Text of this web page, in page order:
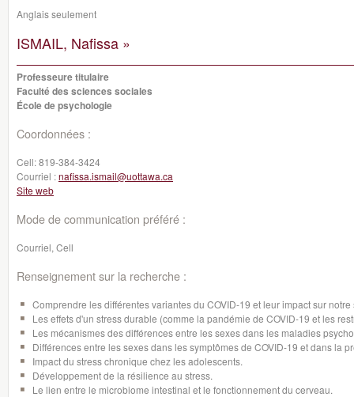
Anglais seulement
ISMAIL, Nafissa »
Professeure titulaire
Faculté des sciences sociales
École de psychologie
Coordonnées :
Cell:819-384-3424
Courriel :nafissa.ismail@uottawa.ca
Site web
Mode de communication préféré :
Courriel, Cell
Renseignement sur la recherche :
Comprendre les différentes variantes du COVID-19 et leur impact sur
Les effets d'un stress durable (comme la pandémie de COVID-19 et les
Les mécanismes des différences entre les sexes dans les maladies
Différences entre les sexes dans les symptômes de COVID-19 et dans la
Impact du stress chronique chez les adolescents.
Développement de la résilience au stress.
Le lien entre le microbiome intestinal et le fonctionnement du cerveau.